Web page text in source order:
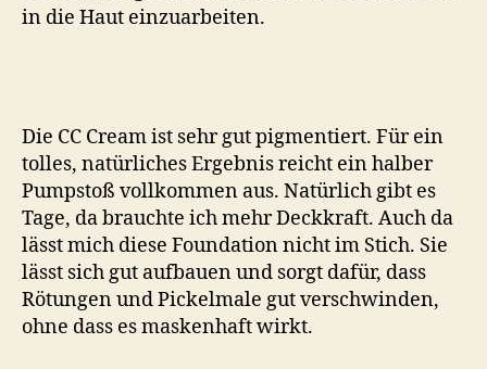
in die Haut einzuarbeiten.
Die CC Cream ist sehr gut pigmentiert. Für ein
tolles, natürliches Ergebnis reicht ein halber
Pumpstoß vollkommen aus. Natürlich gibt es
Tage, da brauchte ich mehr Deckkraft. Auch da
lässt mich diese Foundation nicht im Stich. Sie
lässt sich gut aufbauen und sorgt dafür, dass
Rötungen und Pickelmale gut verschwinden,
ohne dass es maskenhaft wirkt.